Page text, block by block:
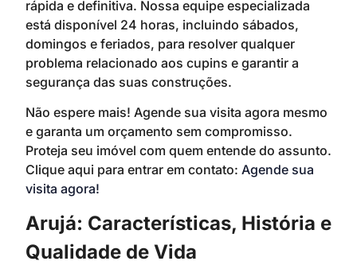
rápida e definitiva. Nossa equipe especializada
está disponível 24 horas, incluindo sábados,
domingos e feriados, para resolver qualquer
problema relacionado aos cupins e garantir a
segurança das suas construções.
Não espere mais! Agende sua visita agora mesmo
e garanta um orçamento sem compromisso.
Proteja seu imóvel com quem entende do assunto.
Clique aqui para entrar em contato: Agende sua
visita agora!
Arujá: Características, História e
Qualidade de Vida